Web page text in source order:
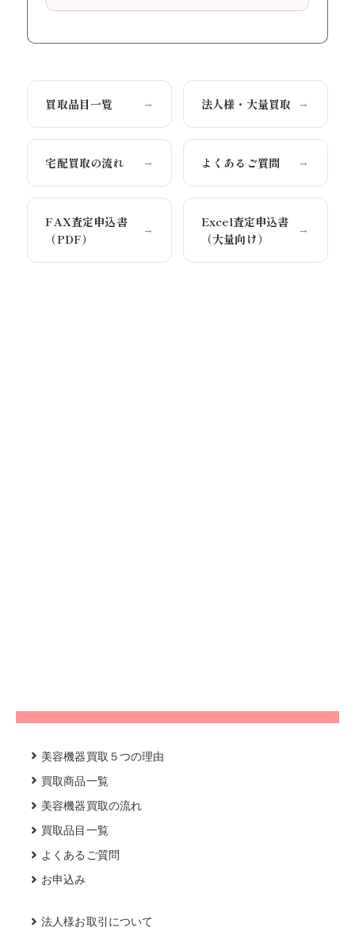
買取品目一覧 → 法人様・大量買取 →
宅配買取の流れ → よくあるご質問 →
FAX査定申込書
（PDF）
→
Excel査定申込書
（大量向け）
→
美容機器買取５つの理由
買取商品一覧
美容機器買取の流れ
買取品目一覧
よくあるご質問
お申込み
法人様お取引について